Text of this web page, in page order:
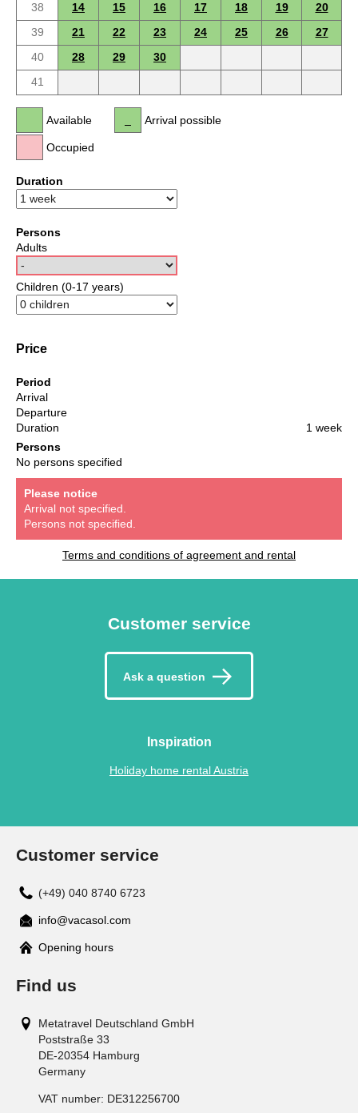
38
14 15 16 17 18 19
20
39
21 22 23 24 25 26
27
40
28 29
30
41
Available
Occupied
Arrival possible
Duration
Persons
Adults
Children (0-17 years)
Price
Period
Arrival
Departure
Duration
1 week
Persons
No persons specified
Please notice
Arrival not specified.
Persons not specified.
Terms and conditions of agreement and rental
Customer service
Ask a question
Inspiration
Holiday home rental Austria
Customer service
(+49) 040 8740 6723
info@vacasol.com
Opening hours
Find us
Metatravel Deutschland GmbH
Poststraße 33
DE-20354 Hamburg
Germany
VAT number: DE312256700